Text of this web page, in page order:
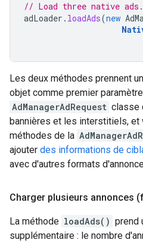
// Load three native ads.
adLoader . loadAds(new
Les deux méthodes prennent un
objet comme premier
AdManagerAdRequest classe
bannières et les interstitiels,
méthodes de la
ajouter des informations de
avec d'autres formats
Charger plusieurs annonces
La méthode loadAds() prend
supplémentaire : le nombre